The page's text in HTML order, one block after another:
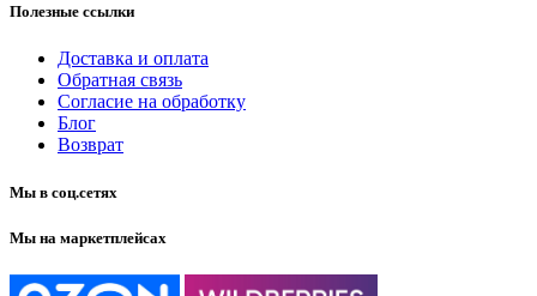
Полезные ссылки
Доставка и оплата
Обратная связь
Согласие на обработку
Блог
Возврат
Мы в соц.сетях
Мы на маркетплейсах